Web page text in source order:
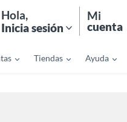
Hola,
Inicia sesión
Mi
cuenta
Tiendas Ayuda